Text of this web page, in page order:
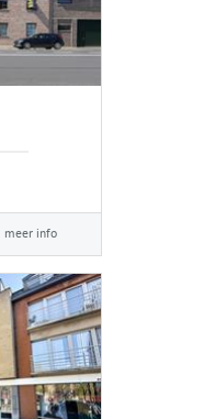
meer info